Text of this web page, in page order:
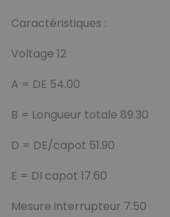
Caractéristiques :
Voltage 12
A = DE 54.00
B = Longueur totale 89.30
D = DE/capot 51.90
E = DI capot 17.60
Mesure interrupteur 7.50